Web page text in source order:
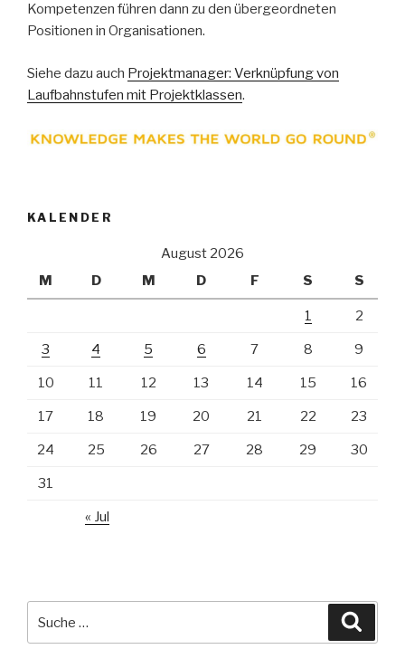
Kompetenzen führen dann zu den übergeordneten
Positionen in Organisationen.
Siehe dazu auch Projektmanager: Verknüpfung von
Laufbahnstufen mit Projektklassen.
KALENDER
August 2026
M
D M D F S S
1 2
3 4 5 6 7 8 9
10 11 12 13 14 15 16
17 18 19 20 21 22 23
24 25 26 27 28 29 30
31
« Jul
nach: